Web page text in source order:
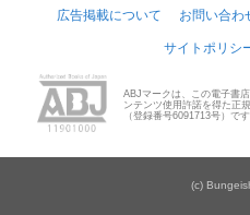
広告掲載について お問い合わ
サイトポリシ
ABJマークは、この電子書
ンテンツ使用許諾を得た正
（登録番号6091713号）です
(c)